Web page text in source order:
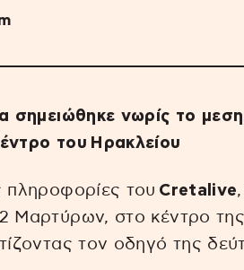
σημειώθηκε νωρίς το
του Ηρακλείου
του Cretalive
Μαρτύρων, στο κέντρο
τον οδηγό της